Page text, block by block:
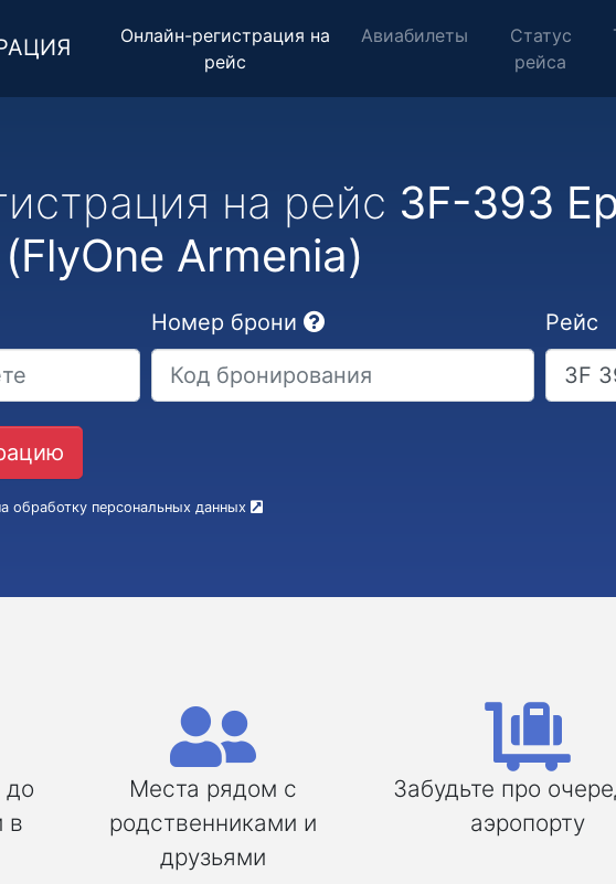
Онлайн-регистрация на
рейс
Авиабилеты
Статус
рейса
на рейс 3F-393
Armenia)
Номер брони Рейс
обработку персональных данных
до
в
Места рядом с
родственниками и
друзьями
Забудьте про
аэропорту